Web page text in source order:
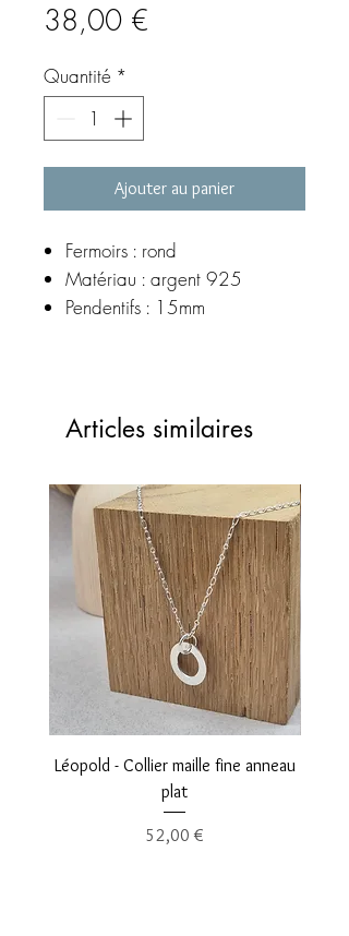
38,00 €
Quantité *
Ajouter au panier
Fermoirs : rond
Matériau : argent 925
Pendentifs : 15mm
Articles similaires
Léopold - Collier maille fine anneau
plat
Prix
52,00 €